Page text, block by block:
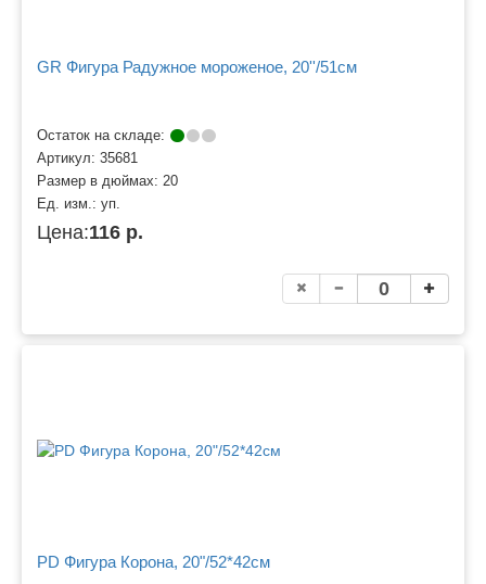
GR Фигура Радужное мороженое, 20''/51см
Остаток на складе:
Артикул: 35681
Размер в дюймах: 20
Ед. изм.: уп.
Цена:116 р.
PD Фигура Корона, 20"/52*42см